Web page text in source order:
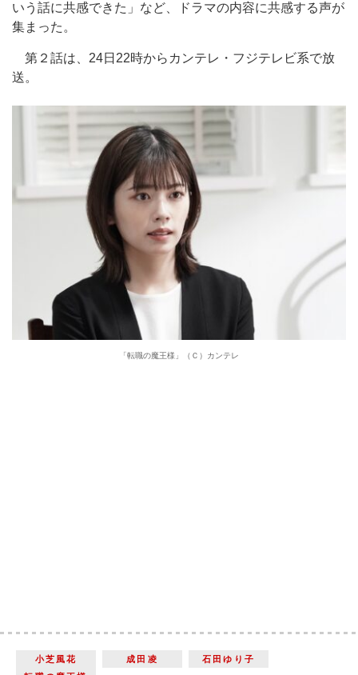
いう話に共感できた」など、ドラマの内容に共感する声が
集まった。
第２話は、24日22時からカンテレ・フジテレビ系で放
送。
「転職の魔王様」（Ｃ）カンテレ
小芝風花 成田凌
石田ゆり子